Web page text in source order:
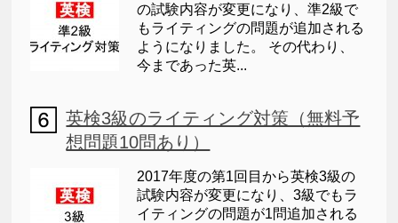
の試験内容が変更になり、準2級で
もライティングの問題が追加される
ようになりました。 その代わり、
今まであった英...
英検3級のライティング対策（無料予
想問題10問あり）
2017年度の第1回目から英検3級の
試験内容が変更になり、3級でもラ
イティングの問題が1問追加される